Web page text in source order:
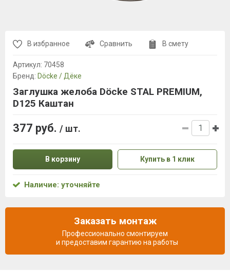
В избранное Сравнить В смету
Артикул: 70458
Бренд: Döcke / Дёке
Заглушка желоба Döcke STAL PREMIUM,
D125 Каштан
377 руб. / шт.
В корзину Купить в 1 клик
Наличие: уточняйте
Заказать монтаж
Профессионально смонтируем
и предоставим гарантию на работы